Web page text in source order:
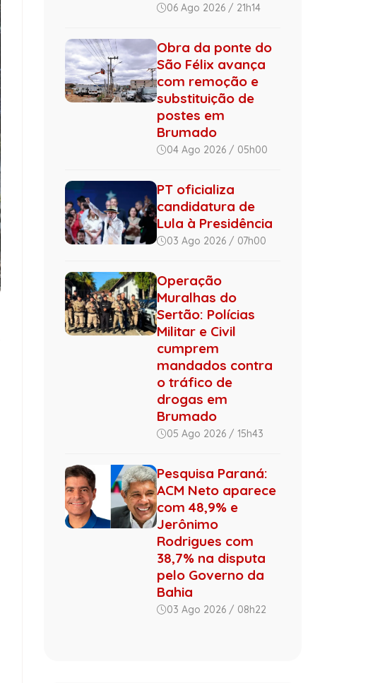
06 Ago 2026 / 21h14
Obra da ponte do
São Félix avança
com remoção e
substituição de
postes em
Brumado
04 Ago 2026 / 05h00
PT oficializa
candidatura de
Lula à Presidência
03 Ago 2026 / 07h00
Operação
Muralhas do
Sertão: Polícias
Militar e Civil
cumprem
mandados contra
o tráfico de
drogas em
Brumado
05 Ago 2026 / 15h43
Pesquisa Paraná:
ACM Neto aparece
com 48,9% e
Jerônimo
Rodrigues com
38,7% na disputa
pelo Governo da
Bahia
03 Ago 2026 / 08h22